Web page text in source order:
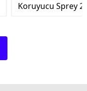
Koruyucu Sprey